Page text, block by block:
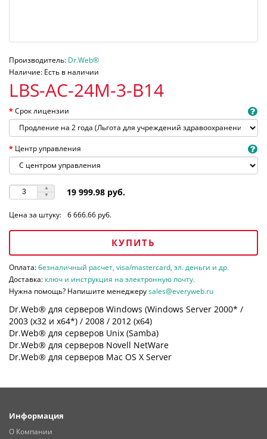
Производитель: Dr.Web®
Наличие: Есть в наличии
LBS-AC-24M-3-B14
Срок лицензии
Центр управления
19 999.98 руб.
Цена за штуку: 6 666.66 руб.
КУПИТЬ
Оплата:безналичный расчет, visa/mastercard, эл. деньги и др.
Доставка: ключ и инструкция на электронную почту.
Нужна помощь? Напишите менеджеруsales@everyweb.ru
Dr.Web® для серверов Windows (Windows Server 2000* /
2003 (х32 и х64*) / 2008 / 2012 (х64)
Dr.Web® для серверов Unix (Samba)
Dr.Web® для серверов Novell NetWare
Dr.Web® для серверов Mac OS X Server
Информация
О Компании